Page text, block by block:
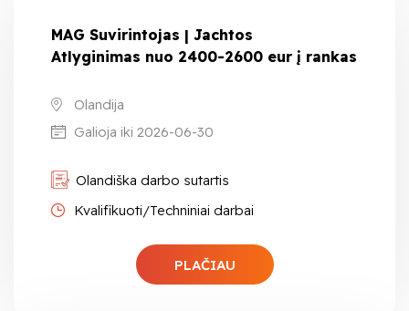
MAG Suvirintojas | Jachtos
Atlyginimas nuo 2400-2600 eur į rankas
Olandija
Galioja iki 2026-06-30
Olandiška darbo sutartis
Kvalifikuoti/Techniniai darbai
PLAČIAU